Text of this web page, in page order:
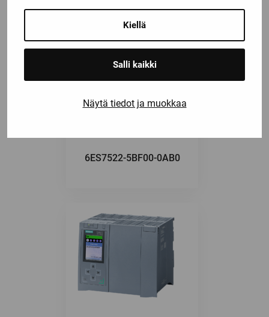
Kiellä
Salli kaikki
Näytä tiedot ja muokkaa
6ES7522-5BF00-0AB0